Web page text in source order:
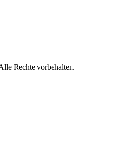
Rechte vorbehalten.